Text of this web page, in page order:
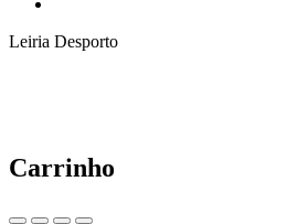
Leiria Desporto
Carrinho